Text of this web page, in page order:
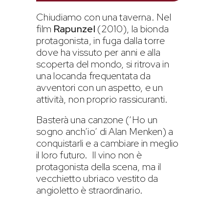
Chiudiamo con una taverna. Nel
film Rapunzel (2010), la bionda
protagonista, in fuga dalla torre
dove ha vissuto per anni e alla
scoperta del mondo, si ritrova in
una locanda frequentata da
avventori con un aspetto, e un
attività, non proprio rassicuranti.
Basterà una canzone (‘Ho un
sogno anch’io’ di Alan Menken) a
conquistarli e a cambiare in meglio
il loro futuro. Il vino non è
protagonista della scena, ma il
vecchietto ubriaco vestito da
angioletto è straordinario.